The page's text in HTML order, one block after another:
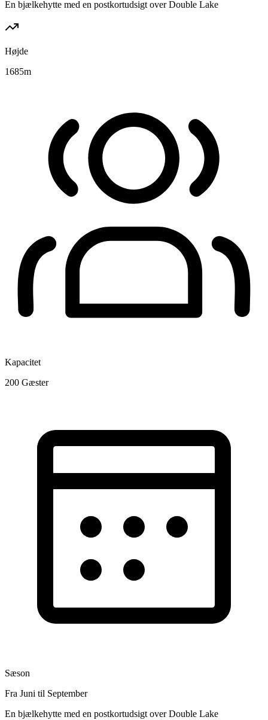
En bjælkehytte med en postkortudsigt over Double Lake
Højde
1685m
Kapacitet
200 Gæster
Sæson
Fra Juni til September
En bjælkehytte med en postkortudsigt over Double Lake